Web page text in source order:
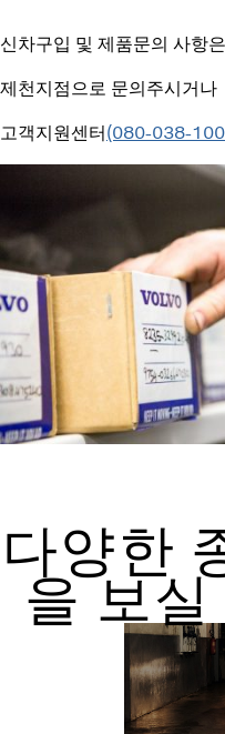
신차구입 및 제품문의 사항은
제천지점으로 문의주시거나
고객지원센터(080-038-
다양한
을 보실